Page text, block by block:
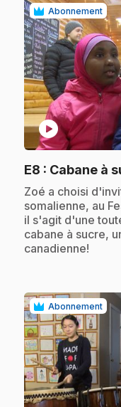
Abonnement
play_circle
E8 : Cabane à
.Zoé a choisi
somalienne, au
il s'agit d'une
cabane à sucre,
canadienne!
Abonnement